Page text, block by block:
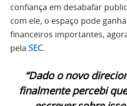
confiança em desabafar
com ele, o espaço pode
financeiros importantes,
pela SEC.
“Dado o novo
finalmente percebi